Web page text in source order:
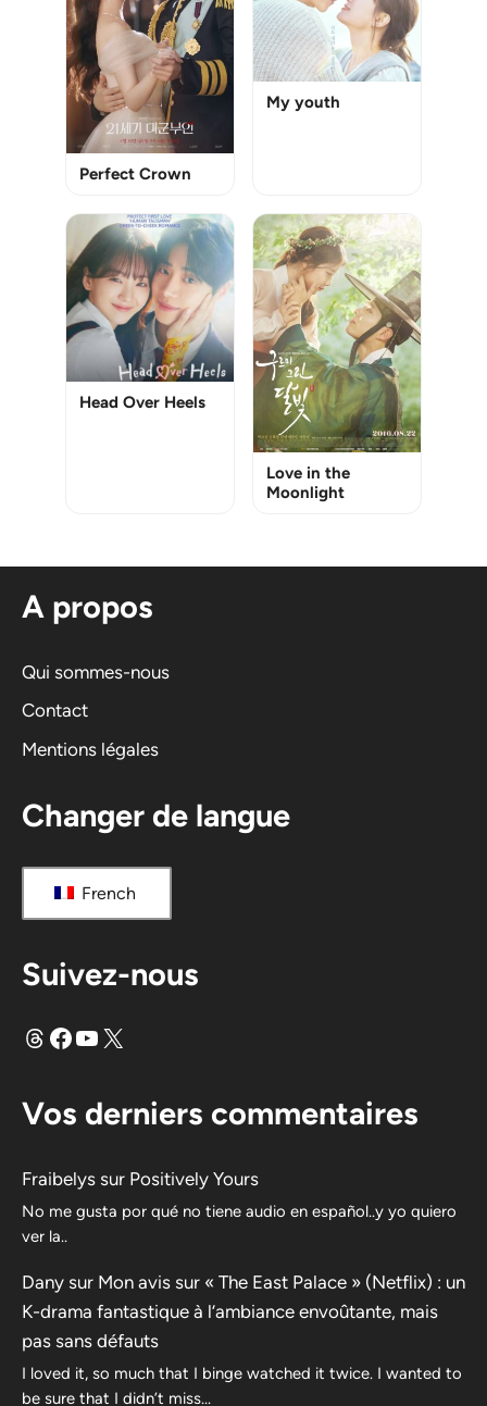
Perfect Crown
My youth
Head Over Heels
Love in the
Moonlight
A propos
Qui sommes-nous
Contact
Mentions légales
Changer de langue
French
Suivez-nous
FilsFacebook
YouTube
X
Vos derniers commentaires
Fraibelys sur Positively Yours
No me gusta por qué no tiene audio en español..y yo quiero
ver la..
Dany sur Mon avis sur « The East Palace » (Netflix) : un
K-drama fantastique à l’ambiance envoûtante, mais
pas sans défauts
I loved it, so much that I binge watched it twice. I wanted to
be sure that I didn’t miss…